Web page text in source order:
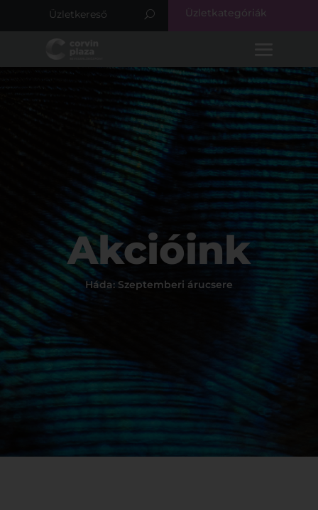
Üzletkategóriák
Akcióink
Háda: Szeptemberi árucsere